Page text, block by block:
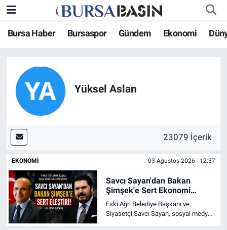
Bursa Haber Bursaspor Gündem Ekonomi
Yüksel Aslan
23079 İçerik
EKONOMI 03 Ağustos 2026 - 12:37
Savcı Sayan'dan Bakan
Şimşek'e Sert Ekonomi
Eleştirisi
Eski Ağrı Belediye Başkanı ve
Siyasetçi Savcı Sayan, sosyal medya
Bursa Haber
Genel
Politika
Bilim, Teknoloji
KÜLTÜR-SANAT
Bursaspor
Gündem
Bursa Nöbetçi Eczaneler
Bursa Hava Durumu
Bursa Namaz Vakitleri
Bursa Trafik Yoğunluk Haritası
Süper Lig Puan Durumu ve Fikstür
Son Dakika Haberleri
Haber Arşivi